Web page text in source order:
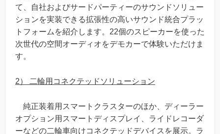
て、自社およびサードパーティーのサウンドソリュー
ションを実装できる拡張性の高いサウンド統合プラッ
トフォームを紹介します。22個のスピーカーを使った
次世代の空間オーディオをデモカーで体験いただけま
す。
2） 二輪用コネクテッドソリューション
純正装着用スマートクラスターのほか、ディーラー
オプション用スマートディスプレイ、ライドレコーダ
ーなどの二輪車向けコネクテッドデバイスを展示。ラ